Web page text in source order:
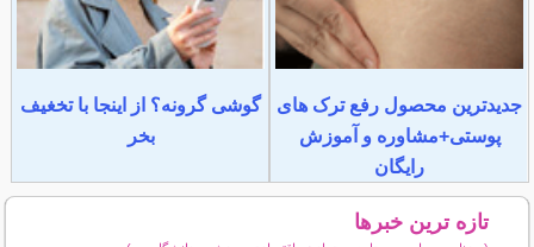
جدیدترین محصول رفع ترک های
پوستی+مشاوره و آموزش
رایگان
گوشی گرونه؟ از اینجا با تخغیف
بخر
تازه ترین خبرها